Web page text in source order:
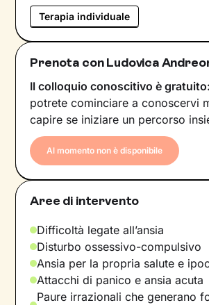
Terapia individuale
Prenota con Ludovica
Il colloquio conoscitivo è gratuito:
potrete cominciare a conoscervi
capire se iniziare un percorso
Al momento non è disponibile
Aree di intervento
Difficoltà legate all’ansia
Disturbo ossessivo-compulsivo
Ansia per la propria salute e
Attacchi di panico e ansia acuta
Paure irrazionali che generano